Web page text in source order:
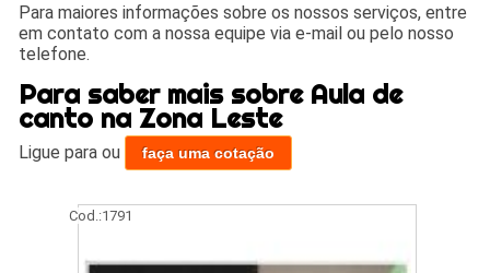
Para maiores informações sobre os nossos serviços, entre
em contato com a nossa equipe via e-mail ou pelo nosso
telefone.
Para saber mais sobre Aula de
canto na Zona Leste
Ligue paraou faça uma cotação
Cod.:1791